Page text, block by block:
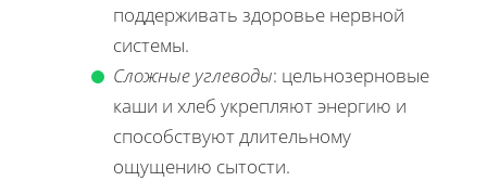
поддерживать здоровье нервной
системы.
Сложные углеводы: цельнозерновые
каши и хлеб укрепляют энергию и
способствуют длительному
ощущению сытости.